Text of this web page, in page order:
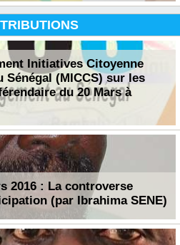
Initiatives Citoyenne
Sénégal (MICCS) sur les
du 20 Mars à
2016 : La controverse
(par Ibrahima SENE)